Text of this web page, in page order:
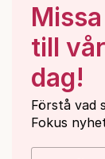
till
dag!
Förstå vad
Fokus